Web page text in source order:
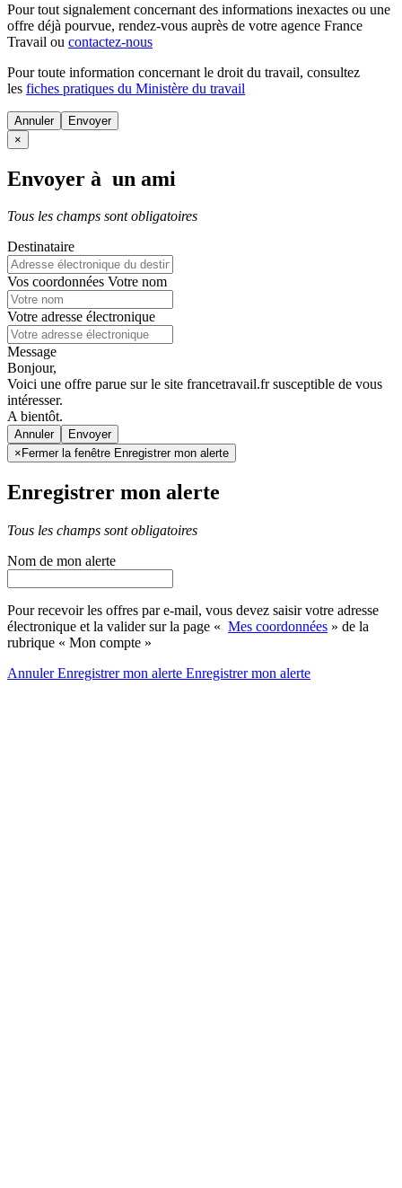
Pour tout signalement concernant des informations inexactes ou une
offre déjà pourvue, rendez-vous auprès de votre agence France
Travail ou contactez-nous
Pour toute information concernant le droit du travail, consultez
les fiches pratiques du Ministère du travail
Annuler
×
Envoyer à un ami
Tous les champs sont obligatoires
Destinataire
Vos coordonnées Votre nom
Votre adresse électronique
Message
Bonjour,
Voici une offre parue sur le site francetravail.fr susceptible de vous
intéresser.
A bientôt.
Annuler
× Fermer la fenêtre Enregistrer mon alerte
Enregistrer mon alerte
Tous les champs sont obligatoires
Nom de mon alerte
Pour recevoir les offres par e-mail, vous devez saisir votre adresse
électronique et la valider sur la page « Mes coordonnées » de la
rubrique « Mon compte »
AnnulerEnregistrer mon alerte Enregistrermon alerte